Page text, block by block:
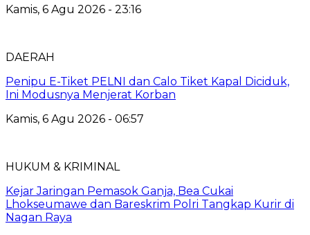
Kamis, 6 Agu 2026 - 23:16
DAERAH
Penipu E-Tiket PELNI dan Calo Tiket Kapal Diciduk,
Ini Modusnya Menjerat Korban
Kamis, 6 Agu 2026 - 06:57
HUKUM & KRIMINAL
Kejar Jaringan Pemasok Ganja, Bea Cukai
Lhokseumawe dan Bareskrim Polri Tangkap Kurir di
Nagan Raya